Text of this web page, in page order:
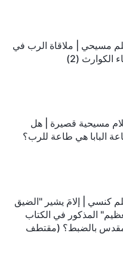
مسيحي | ملاقاة الرب في
الكوارث (2)
مسيحية قصيرة | هل
البابا هي طاعة للرب؟
كنسي | إلامَ يشير "الضيق
المذكور في الكتاب
بالضبط؟ (مقتطف